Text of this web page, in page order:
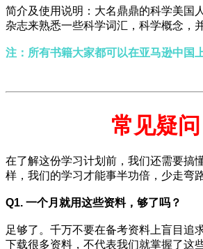
简介及使用说明：大名鼎鼎的科学美国
杂志来熟悉一些科学词汇，科学概念，
注：所有书籍大家都可以在亚马逊中国
常见疑问
在了解这份学习计划前，我们还需要搞
样，我们的学习才能事半功倍，少走弯路
Q1. 一个月就用这些资料，够了吗？
足够了。千万不要在备考资料上盲目追
下载很多资料，不代表我们就掌握了这